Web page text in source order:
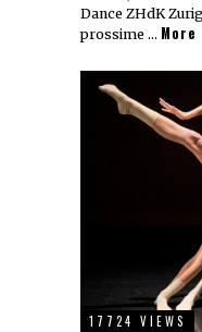
Dance ZHdK
prossime … More
17724 VIEWS